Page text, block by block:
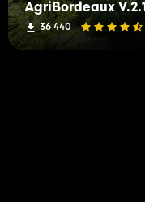
AgriBordeaux V.2.1
36 440